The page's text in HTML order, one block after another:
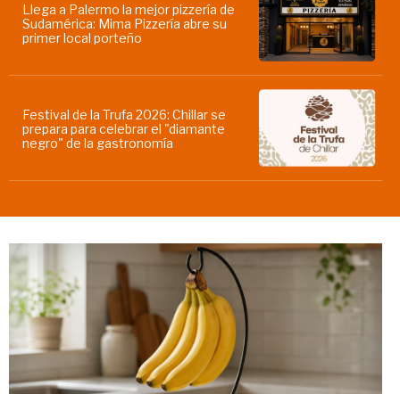
Llega a Palermo la mejor pizzería de
Sudamérica: Mima Pizzería abre su
primer local porteño
Festival de la Trufa 2026: Chillar se
prepara para celebrar el "diamante
negro" de la gastronomía